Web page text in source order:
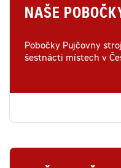
NAŠE
Pobočky Pujčovny
šestnácti místech v